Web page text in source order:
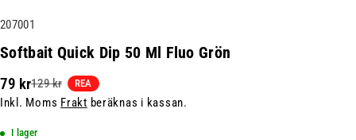
L
a
e
r
207001
Softbait Quick Dip 50 Ml Fluo Grön
79 kr129 kr REA
Inkl. Moms Frakt beräknas i kassan.
I lager